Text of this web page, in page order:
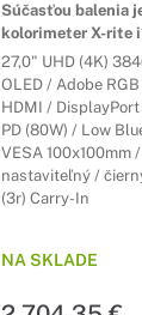
Súčasťou balenia
kolorimeter X-rite
27,0" UHD (4K)
OLED / Adobe
HDMI /
PD (80W) / Low
VESA 100x100mm
nastaviteľný /
(3r) Carry-In
NA SKLADE